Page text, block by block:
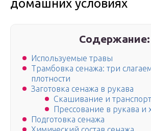
домашних условиях
Содержание:
Используемые травы
Трамбовка сенажа: три
плотности
Заготовка сенажа в рукава
Скашивание и
Прессование в рукава и
Подготовка сенажа